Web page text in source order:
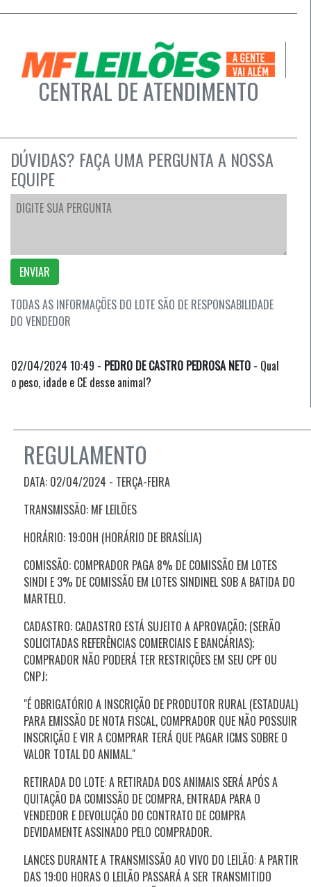
CENTRAL DE ATENDIMENTO
DÚVIDAS? FAÇA UMA PERGUNTA A NOSSA
EQUIPE
ENVIAR
TODAS AS INFORMAÇÕES DO LOTE SÃO DE RESPONSABILIDADE
DO VENDEDOR
02/04/2024 10:49 - PEDRO DE CASTRO PEDROSA NETO - Qual
o peso, idade e CE desse animal?
REGULAMENTO
DATA: 02/04/2024 - TERÇA-FEIRA
TRANSMISSÃO: MF LEILÕES
HORÁRIO: 19:00H (HORÁRIO DE BRASÍLIA)
COMISSÃO: COMPRADOR PAGA 8% DE COMISSÃO EM LOTES
SINDI E 3% DE COMISSÃO EM LOTES SINDINEL SOB A BATIDA DO
MARTELO.
CADASTRO: CADASTRO ESTÁ SUJEITO A APROVAÇÃO; (SERÃO
SOLICITADAS REFERÊNCIAS COMERCIAIS E BANCÁRIAS);
COMPRADOR NÃO PODERÁ TER RESTRIÇÕES EM SEU CPF OU
CNPJ;
"É OBRIGATÓRIO A INSCRIÇÃO DE PRODUTOR RURAL (ESTADUAL)
PARA EMISSÃO DE NOTA FISCAL, COMPRADOR QUE NÃO POSSUIR
INSCRIÇÃO E VIR A COMPRAR TERÁ QUE PAGAR ICMS SOBRE O
VALOR TOTAL DO ANIMAL."
RETIRADA DO LOTE: A RETIRADA DOS ANIMAIS SERÁ APÓS A
QUITAÇÃO DA COMISSÃO DE COMPRA, ENTRADA PARA O
VENDEDOR E DEVOLUÇÃO DO CONTRATO DE COMPRA
DEVIDAMENTE ASSINADO PELO COMPRADOR.
LANCES DURANTE A TRANSMISSÃO AO VIVO DO LEILÃO: A PARTIR
DAS 19:00 HORAS O LEILÃO PASSARÁ A SER TRANSMITIDO